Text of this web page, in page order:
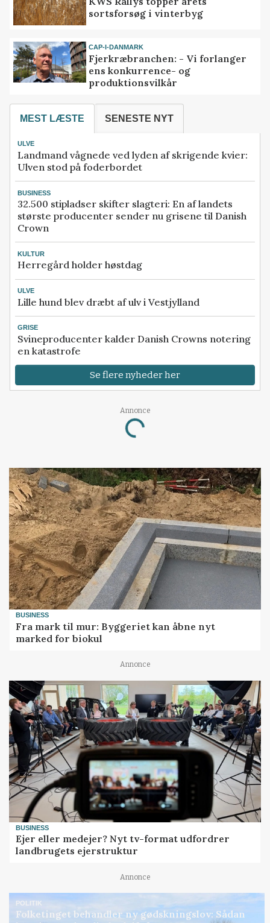
sortsforsøg i vinterbyg
CAP-I-DANMARK
Fjerkræbranchen: - Vi forlanger
ens konkurrence- og
produktionsvilkår
MEST LÆSTE SENESTE NYT
ULVE
Landmand vågnede ved lyden af skrigende kvier:
Ulven stod på foderbordet
BUSINESS
32.500 stipladser skifter slagteri: En af landets
største producenter sender nu grisene til Danish
Crown
KULTUR
Herregård holder høstdag
ULVE
Lille hund blev dræbt af ulv i Vestjylland
GRISE
Svineproducenter kalder Danish Crowns notering
en katastrofe
Se flere nyheder her
Annonce
Loading...
BUSINESS
Fra mark til mur: Byggeriet kan åbne nyt
marked for biokul
Annonce
BUSINESS
Ejer eller medejer? Nyt tv-format udfordrer
landbrugets ejerstruktur
Annonce
POLITIK
Folketinget behandler ny gødskningslov: Sådan